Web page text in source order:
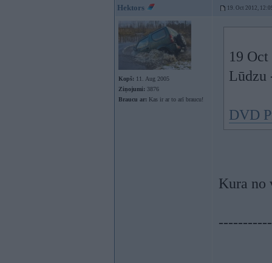
Hektors 19. Oct 2012,
Kopš: 11. Aug 2005
Ziņojumi: 3876
Braucu ar: Kas ir ar to arī braucu!
19
Lūdzu
DVD
Kura